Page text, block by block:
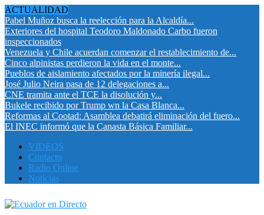
ACTUALIDAD
Pabel Muñoz busca la reelección para la Alcaldía...
Exteriores del hospital Teodoro Maldonado Carbo fueron
inspeccionados
Venezuela y Chile acuerdan comenzar el restablecimiento de...
Cinco alpinistas perdieron la vida en el monte...
Pueblos de aislamiento afectados por la minería ilegal...
José Julio Neira pasa de 12 delegaciones a...
CNE tramita ante el TCE la disolución y...
Bukele recibido por Trump wn la Casa Blanca...
Reformas al Cootad: Asamblea debatirá eliminación del fuero...
El INEC informó que la Canasta Básica Familiar...
VIDEOS
Contacto
Radio Online
Noticias